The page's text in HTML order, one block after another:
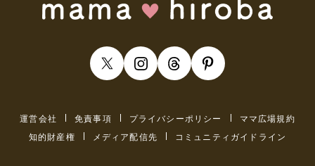
運営会社 免責事項 プライバシーポリシー
ママ広場規約
知的財産権
メディア配信先 コミュニティガイドライン